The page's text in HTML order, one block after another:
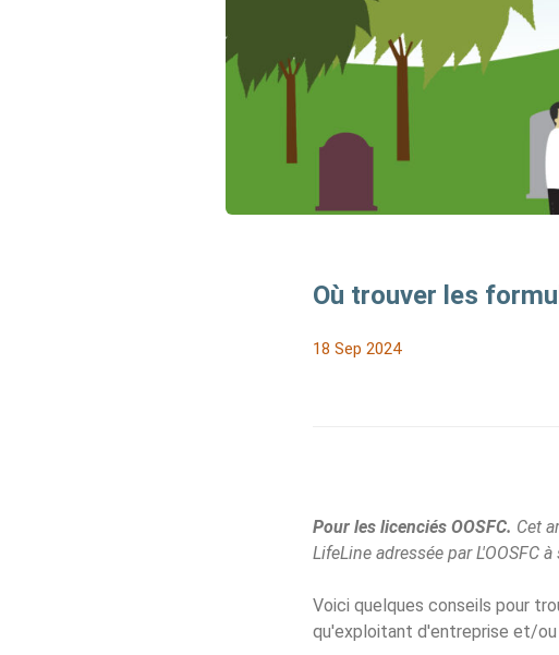
Où trouver les
18 Sep 2024
Pour les licenciés OOSFC. Cet
LifeLine adressée par L'OOSFC
Voici quelques conseils pour
qu'exploitant d'entreprise et/ou